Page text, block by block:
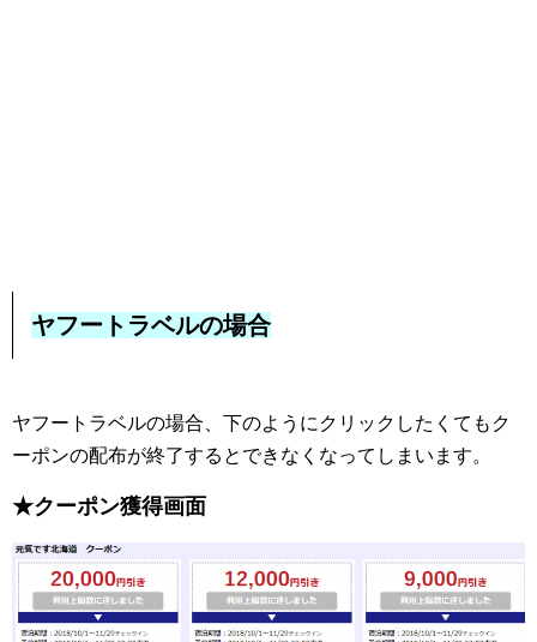
ヤフートラベルの場合
ヤフートラベルの場合、下のようにクリックしたくてもク
ーポンの配布が終了するとできなくなってしまいます。
★クーポン獲得画面